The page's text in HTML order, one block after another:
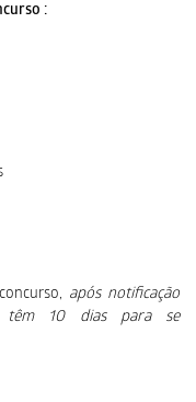
:
após notificação
têm 10 dias para se